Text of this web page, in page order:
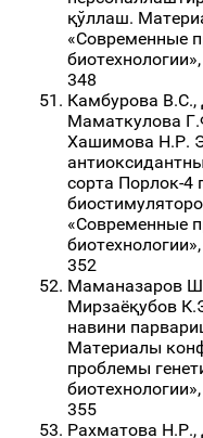
қўллаш.
«Современные
348
Камбурова
Маматкулова
Хашимова Н.Р.
сорта Порлок-4
«Современные
352
Маманазаров
Мирзаёқубов
навини
Материалы
проблемы
355
Рахматова